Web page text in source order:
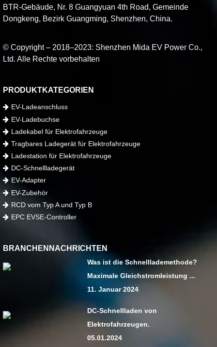
BTR-Gebäude, Nr. 8 Guangyuan 4th Road, Gemeinde
Dongkeng, Bezirk Guangming, Shenzhen, China.
© Copyright – 2018–2023: Shenzhen Mida EV Power Co.,
Ltd. Alle Rechte vorbehalten
PRODUKTKATEGORIEN
EV-Ladeanschluss
EV-Ladebuchse
Ladekabel für Elektrofahrzeuge
Tragbares Ladegerät für Elektrofahrzeuge
Ladestation für Elektrofahrzeuge
DC-Schnellladegerät
EV-Adapter
EV-Zubehör
RCD vom Typ A und Typ B
EPC EVSE-Controller
BRANCHENNACHRICHTEN
Was ist die Schnelllademethode?
Maximale Gleichstromleistung ...
11. Januar 2024
DC-Schnellladen von
Elektrofahrzeugen.
05.01.2024